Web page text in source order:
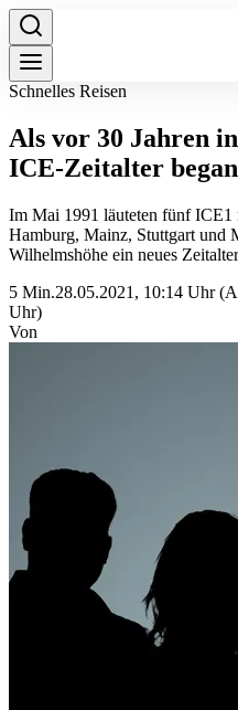
Schnelles Reisen
Als vor 30 Jahren
ICE-Zeitalter
Im Mai 1991 läuteten fünf ICE1
Hamburg, Mainz, Stuttgart und
Wilhelmshöhe ein neues
5 Min.28.05.2021, 10:14 Uhr
Uhr)
Von